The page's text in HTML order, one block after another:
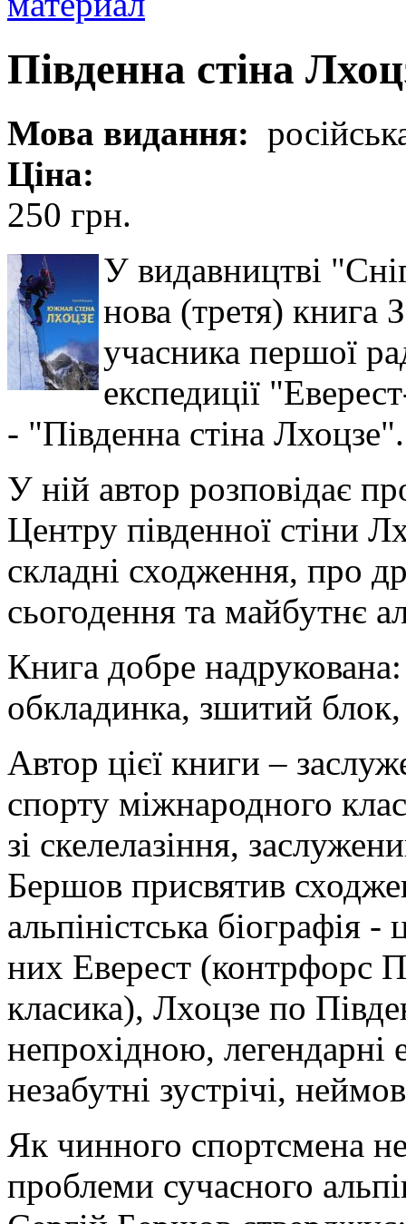
Південна стіна
Мова видання:
Ціна:
250 грн.
У видавництві
нова (третя) книга
учасника першої
експедиції
- "Південна стіна Лхоцзе".
У ній автор розповідає
Центру південної стіни
складні сходження, про
сьогодення та майбутнє
Книга добре
обкладинка, зшитий
Автор цієї книги –
спорту міжнародного
зі скелелазіння,
Бершов присвятив
альпіністська біографія
них Еверест (контрфорс
класика), Лхоцзе по
непрохідною, легендарні
незабутні зустрічі,
Як чинного спортсмена
проблеми сучасного